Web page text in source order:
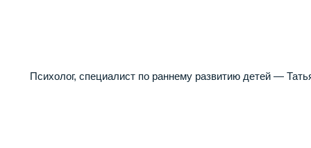
Психолог, специалист по раннему развитию детей —